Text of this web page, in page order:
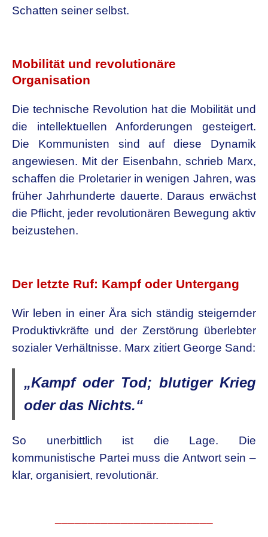
Schatten seiner selbst.
Mobilität und revolutionäre
Organisation
Die technische Revolution hat die Mobilität und
die intellektuellen Anforderungen gesteigert.
Die Kommunisten sind auf diese Dynamik
angewiesen. Mit der Eisenbahn, schrieb Marx,
schaffen die Proletarier in wenigen Jahren, was
früher Jahrhunderte dauerte. Daraus erwächst
die Pflicht, jeder revolutionären Bewegung aktiv
beizustehen.
Der letzte Ruf: Kampf oder Untergang
Wir leben in einer Ära sich ständig steigernder
Produktivkräfte und der Zerstörung überlebter
sozialer Verhältnisse. Marx zitiert George Sand:
„Kampf oder Tod; blutiger Krieg
oder das Nichts.“
So unerbittlich ist die Lage. Die
kommunistische Partei muss die Antwort sein –
klar, organisiert, revolutionär.